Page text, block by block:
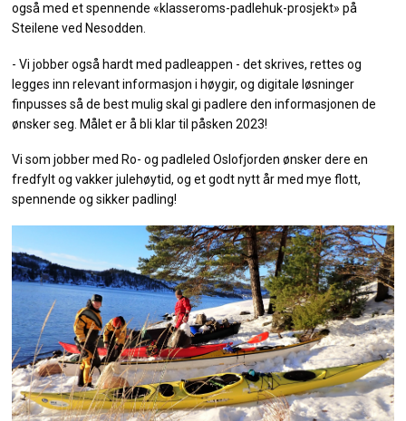
også med et spennende «klasseroms-padlehuk-prosjekt» på
Steilene ved Nesodden.
- Vi jobber også hardt med padleappen - det skrives, rettes og
legges inn relevant informasjon i høygir, og digitale løsninger
finpusses så de best mulig skal gi padlere den informasjonen de
ønsker seg. Målet er å bli klar til påsken 2023!
Vi som jobber med Ro- og padleled Oslofjorden ønsker dere en
fredfylt og vakker julehøytid, og et godt nytt år med mye flott,
spennende og sikker padling!